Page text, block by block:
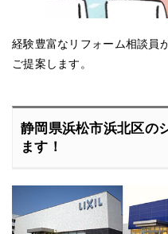
経験豊富なリフォーム相談員
ご提案します。
静岡県浜松市浜北区の
ます！